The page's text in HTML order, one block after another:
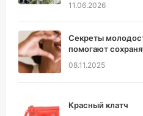
11.06.2026
Секреты
помогают
08.11.2025
Красный клатч